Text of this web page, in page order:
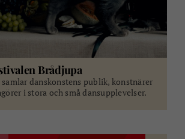
Brådjupa
danskonstens publik, konstnärer
i stora och små dansupplevelser.